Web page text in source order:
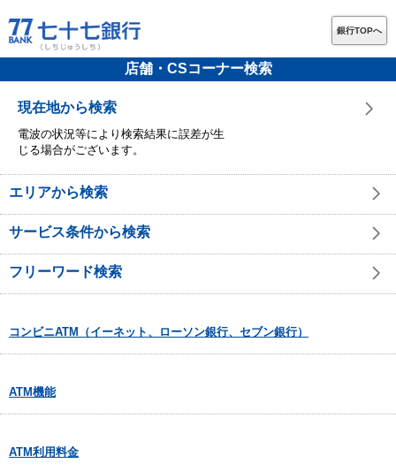
銀行TOPへ
店舗・CSコーナー検索
現在地から検索
電波の状況等により検索結果に誤差が生
じる場合がございます。
エリアから検索
サービス条件から検索
フリーワード検索
コンビニATM（イーネット、ローソン銀行、セブン銀行）
ATM機能
ATM利用料金